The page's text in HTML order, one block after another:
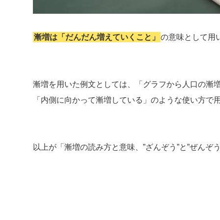
漸増は「だんだん増えていくこと」 の意味として用
漸増を用いた例文としては、「グラフから人口の漸
「内側に向かって漸増している」のような使い方で
以上が「漸増の読み方と意味、”ざんぞう”と”ぜんぞ